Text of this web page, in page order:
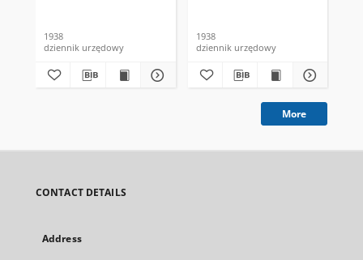
1938
dziennik urzędowy
1938
dziennik urzędowy
More
CONTACT DETAILS
Address